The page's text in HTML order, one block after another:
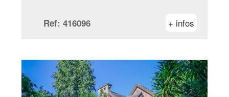
Ref: 416096 + infos